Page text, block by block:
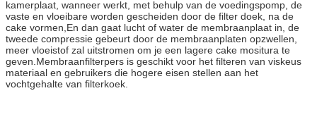
kamerplaat, wanneer werkt, met behulp van de voedingspomp, de
vaste en vloeibare worden gescheiden door de filter doek, na de
cake vormen,En dan gaat lucht of water de membraanplaat in, de
tweede compressie gebeurt door de membraanplaten opzwellen,
meer vloeistof zal uitstromen om je een lagere cake mositura te
geven.Membraanfilterpers is geschikt voor het filteren van viskeus
materiaal en gebruikers die hogere eisen stellen aan het
vochtgehalte van filterkoek.